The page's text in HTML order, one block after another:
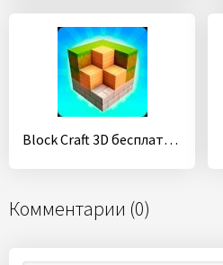
Block Craft 3D бесплатно игры: лучшие симулятор
Комментарии (0)